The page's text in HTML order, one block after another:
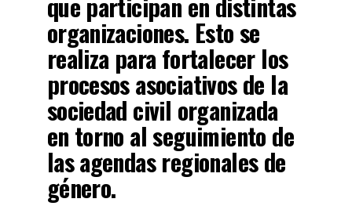
organizaciones. Esto se
realiza para fortalecer los
procesos asociativos de la
sociedad civil organizada
en torno al seguimiento de
las agendas regionales de
género.